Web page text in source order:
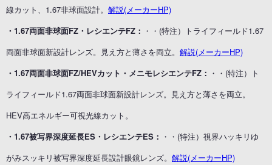
線カット、1.67非球面設計。 解説(メーカーHP)
・1.67両面非球面FZ・レシエンテFZ： ・・(特注）トライフィールド1.67
両面非球面新設計レンズ。見え方と薄さを両立。 解説(メーカーHP)
・1.67両面非球面FZ/HEVカット・メニモレシエンテFZ： ・・(特注）ト
ライフィールド1.67両面非球面新設計レンズ。見え方と薄さを両立。
HEV高エネルギー可視光線カット。
・1.67被写界深度延長ES・レシエンテES： ・・(特注）視界ハッキリゆ
がみスッキリ被写界深度延長設計眼鏡レンズ。 解説(メーカーHP)